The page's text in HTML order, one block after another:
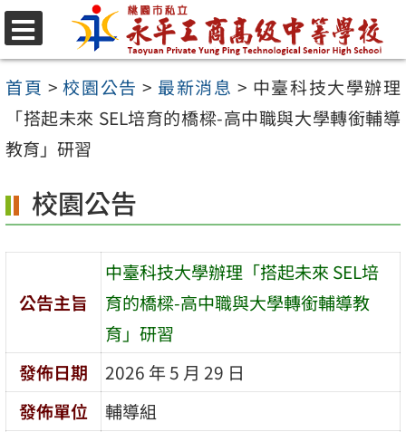
跳
至
主
內
區
首頁 >校園公告 > 最新消息 > 中臺科技大學辦理
「搭起未來 SEL培育的橋樑-高中職與大學轉銜輔導
教育」研習
校園公告
公告主旨
中臺科技大學辦理「搭起未來 SEL培
育的橋樑-高中職與大學轉銜輔導教
育」研習
發佈日期
2026 年 5 月 29 日
發佈單位
輔導組
選
單